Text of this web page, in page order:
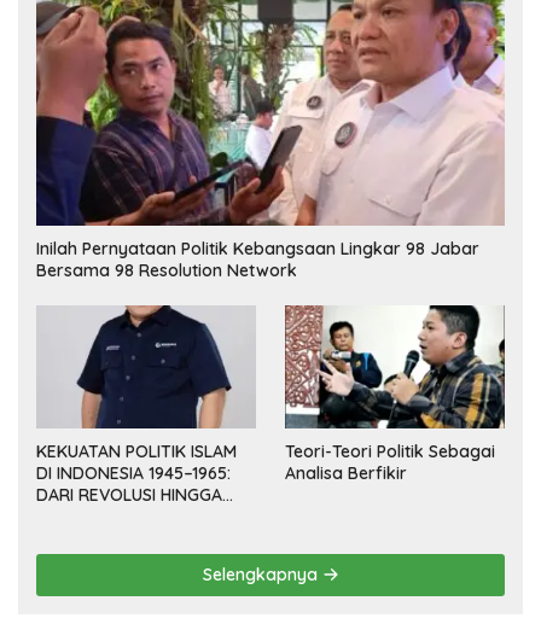
Inilah Pernyataan Politik Kebangsaan Lingkar 98 Jabar
Bersama 98 Resolution Network
KEKUATAN POLITIK ISLAM
DI INDONESIA 1945–1965:
DARI REVOLUSI HINGGA
Teori-Teori Politik Sebagai
Analisa Berfikir
Selengkapnya